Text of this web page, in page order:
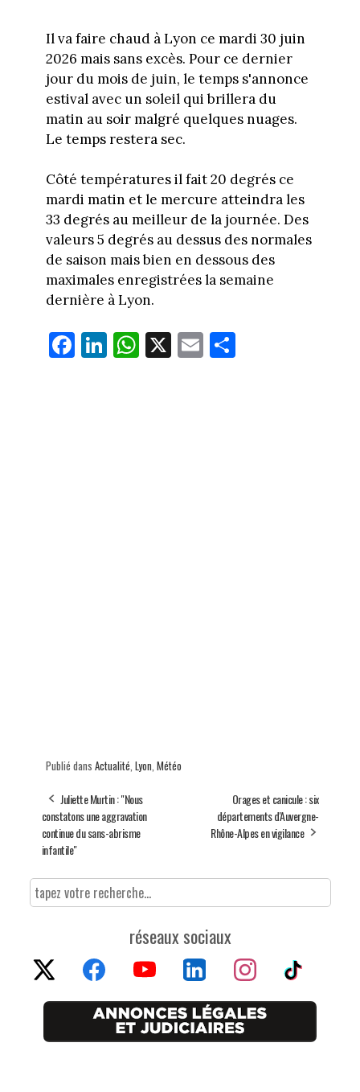
Il va faire chaud à Lyon ce mardi 30 juin
2026 mais sans excès. Pour ce dernier
jour du mois de juin, le temps s'annonce
estival avec un soleil qui brillera du
matin au soir malgré quelques nuages.
Le temps restera sec.
Côté températures il fait 20 degrés ce
mardi matin et le mercure atteindra les
33 degrés au meilleur de la journée. Des
valeurs 5 degrés au dessus des normales
de saison mais bien en dessous des
maximales enregistrées la semaine
dernière à Lyon.
Fa
ce
Li
nk
W
ha
X E
m
Pa
rt
Publié dans Actualité Lyon Météo
Juliette Murtin : "Nous
constatons une aggravation
continue du sans-abrisme
infantile"
Orages et canicule : six
départements d'Auvergne-
Rhône-Alpes en vigilance
réseaux sociaux